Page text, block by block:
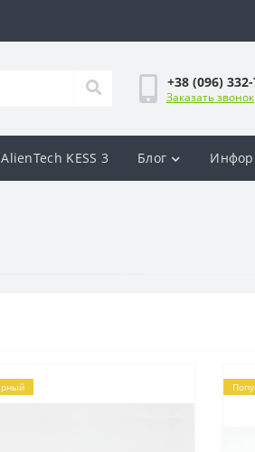
+38 (096)
Заказать звонок
AlienTech KESS 3 Блог